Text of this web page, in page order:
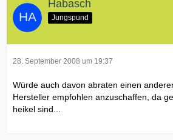
Habasch
Jungspund
28. September 2008 um 19:37
Würde auch davon abraten einen
Hersteller empfohlen anzuschaffen, da
heikel sind...